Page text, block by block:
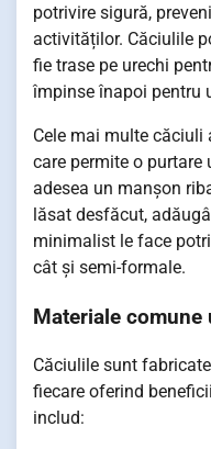
potrivire sigură,
activităților. Căciulile
fie trase pe urechi
împinse înapoi pentru
Cele mai multe căciuli
care permite o purtare
adesea un manșon
lăsat desfăcut,
minimalist le face
cât și semi-formale.
Materiale
Căciulile sunt
fiecare oferind
includ: